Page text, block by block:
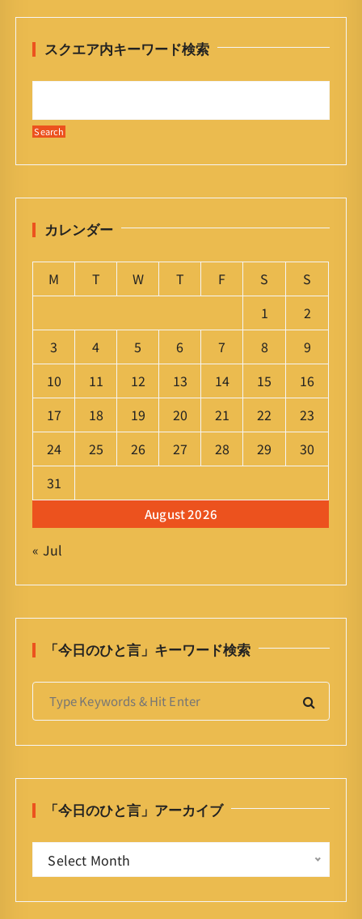
スクエア内キーワード検索
カレンダー
August 2026
M T W T F S
S
1
2
3
4 5 6 7 8
9
10
11 12 13 14 15
16
17
18 19 20 21 22
23
24
25 26 27 28 29
30
31
« Jul
「今日のひと言」キーワード検索
S
r
:
「今日のひと言」アーカイブ
Select Month